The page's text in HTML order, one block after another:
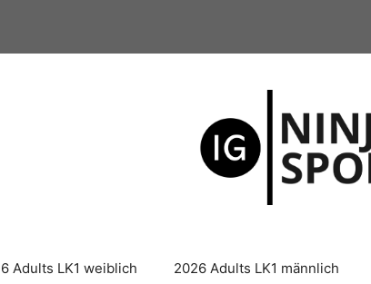
Adults LK1 weiblich 2026 Adults LK1 männlich